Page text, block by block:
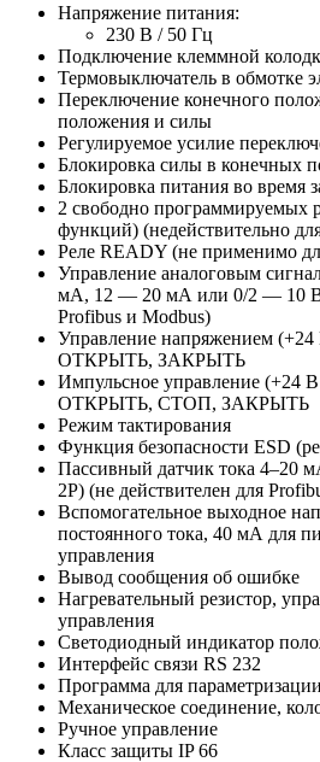
Напряжение питания:
230 В / 50 Гц
Подключение клеммной
Термовыключатель в обмотке
Переключение конечного
положения и силы
Регулируемое усилие
Блокировка силы в конечных
Блокировка питания во время
2 свободно программируемых
функций) (недействительно
Реле READY (не применимо
Управление аналоговым
мА, 12 — 20 мА или 0/2 — 10 В
Profibus и Modbus)
Управление напряжением
ОТКРЫТЬ, ЗАКРЫТЬ
Импульсное управление (+24
ОТКРЫТЬ, СТОП, ЗАКРЫТЬ
Режим тактирования
Функция безопасности ESD
Пассивный датчик тока 4–20
2P) (не действителен для
Вспомогательное выходное
постоянного тока, 40 мА для
управления
Вывод сообщения об ошибке
Нагревательный резистор,
управления
Светодиодный индикатор
Интерфейс связи RS 232
Программа для
Механическое соединение,
Ручное управление
Класс защиты IP 66